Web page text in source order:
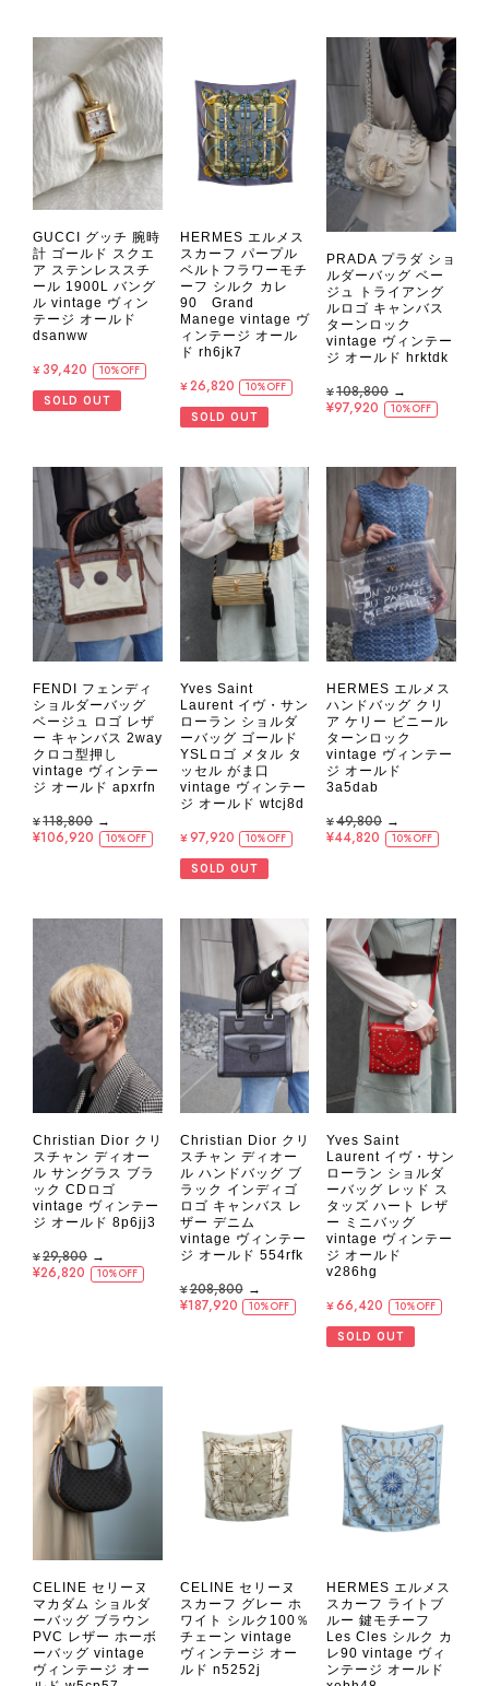
GUCCI グッチ 腕時
計 ゴールド スクエ
ア ステンレススチ
ール 1900L バング
ル vintage ヴィン
テージ オールド
dsanww
¥39,420 10%OFF
SOLD OUT
HERMES エルメス
スカーフ パープル
ベルトフラワーモチ
ーフ シルク カレ
90 Grand
Manege vintage ヴ
ィンテージ オール
ド rh6jk7
¥26,820 10%OFF
SOLD OUT
PRADA プラダ ショ
ルダーバッグ ベー
ジュ トライアング
ルロゴ キャンバス
ターンロック
vintage ヴィンテー
ジ オールド hrktdk
¥108,800 →
¥97,920
10%OFF
FENDI フェンディ
ショルダーバッグ
ベージュ ロゴ レザ
ー キャンバス 2way
クロコ型押し
vintage ヴィンテー
ジ オールド apxrfn
¥118,800 →
¥106,920
10%OFF
Yves Saint
Laurent イヴ・サン
ローラン ショルダ
ーバッグ ゴールド
YSLロゴ メタル タ
ッセル がま口
vintage ヴィンテー
ジ オールド wtcj8d
¥97,920 10%OFF
SOLD OUT
HERMES エルメス
ハンドバッグ クリ
ア ケリー ビニール
ターンロック
vintage ヴィンテー
ジ オールド
3a5dab
¥49,800 →
¥44,820
10%OFF
Christian Dior クリ
スチャン ディオー
ル サングラス ブラ
ック CDロゴ
vintage ヴィンテー
ジ オールド 8p6jj3
¥29,800 →
¥26,820
10%OFF
Christian Dior クリ
スチャン ディオー
ル ハンドバッグ ブ
ラック インディゴ
ロゴ キャンバス レ
ザー デニム
vintage ヴィンテー
ジ オールド 554rfk
¥208,800→
¥187,920
10%OFF
Yves Saint
Laurent イヴ・サン
ローラン ショルダ
ーバッグ レッド ス
タッズ ハート レザ
ー ミニバッグ
vintage ヴィンテー
ジ オールド
v286hg
¥66,420 10%OFF
SOLD OUT
CELINE セリーヌ
マカダム ショルダ
ーバッグ ブラウン
PVC レザー ホーボ
ーバッグ vintage
ヴィンテージ オー
CELINE セリーヌ
スカーフ グレー ホ
ワイト シルク100％
チェーン vintage
ヴィンテージ オー
ルド n5252j
HERMES エルメス
スカーフ ライトブ
ルー 鍵モチーフ
Les Cles シルク カ
レ90 vintage ヴィ
ンテージ オールド